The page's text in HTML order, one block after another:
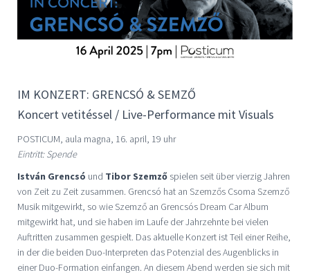
IM KONZERT: GRENCSÓ & SEMZŐ
Koncert vetitéssel / Live-Performance mit Visuals
POSTICUM, aula magna, 16. april, 19 uhr
Eintritt: Spende
István Grencsó und Tibor Szemző spielen seit über vierzig Jahren
von Zeit zu Zeit zusammen. Grencsó hat an Szemzős Csoma Szemző
Musik mitgewirkt, so wie Szemző an Grencsós Dream Car Album
mitgewirkt hat, und sie haben im Laufe der Jahrzehnte bei vielen
Auftritten zusammen gespielt. Das aktuelle Konzert ist Teil einer Reihe,
in der die beiden Duo-Interpreten das Potenzial des Augenblicks in
einer Duo-Formation einfangen. An diesem Abend werden sie sich mit